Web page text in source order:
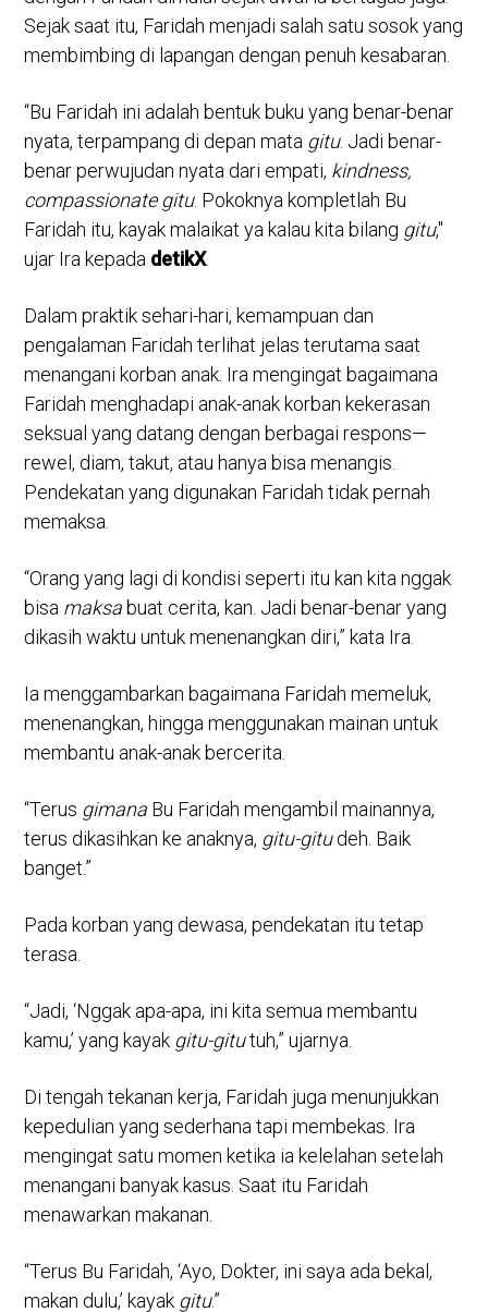
Sejak saat itu, Faridah menjadi salah satu sosok yang
membimbing di lapangan dengan penuh kesabaran.
“Bu Faridah ini adalah bentuk buku yang benar-benar
nyata, terpampang di depan mata gitu. Jadi benar-
benar perwujudan nyata dari empati, kindness,
compassionate gitu. Pokoknya kompletlah Bu
Faridah itu, kayak malaikat ya kalau kita bilang gitu,"
ujar Ira kepada detikX.
Dalam praktik sehari-hari, kemampuan dan
pengalaman Faridah terlihat jelas terutama saat
menangani korban anak. Ira mengingat bagaimana
Faridah menghadapi anak-anak korban kekerasan
seksual yang datang dengan berbagai respons—
rewel, diam, takut, atau hanya bisa menangis.
Pendekatan yang digunakan Faridah tidak pernah
memaksa.
“Orang yang lagi di kondisi seperti itu kan kita nggak
bisa maksa buat cerita, kan. Jadi benar-benar yang
dikasih waktu untuk menenangkan diri,” kata Ira.
Ia menggambarkan bagaimana Faridah memeluk,
menenangkan, hingga menggunakan mainan untuk
membantu anak-anak bercerita.
“Terus gimana Bu Faridah mengambil mainannya,
terus dikasihkan ke anaknya, gitu-gitudeh. Baik
banget.”
Pada korban yang dewasa, pendekatan itu tetap
terasa.
“Jadi, ‘Nggak apa-apa, ini kita semua membantu
kamu,’ yang kayak gitu-gitutuh,” ujarnya.
Di tengah tekanan kerja, Faridah juga menunjukkan
kepedulian yang sederhana tapi membekas. Ira
mengingat satu momen ketika ia kelelahan setelah
menangani banyak kasus. Saat itu Faridah
menawarkan makanan.
“Terus Bu Faridah, ‘Ayo, Dokter, ini saya ada bekal,
makan dulu,’ kayak gitu.”